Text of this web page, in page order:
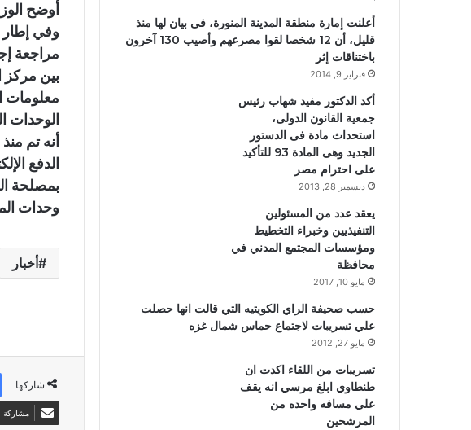
أوضح
وفي إطار
مراجعة
بين مركز
الوحدات
الدفع
بمصلحة
وحدات
أخبار
شاركها
مشاركة
أعلنت إمارة منطقة المدينة المنورة، فى بيان لها منذ
قليل، أن 12 شخصا لقوا مصرعهم وأصيب 130 آخرون
باختناقات إثر
فبراير 9, 2014
أكد الدكتور مفيد شهاب رئيس
جمعية القانون الدولى،
استحداث مادة فى الدستور
الجديد وهى المادة 93 للتأكيد
على احترام مصر
ديسمبر 28, 2013
يعقد عدد من المسئولين
التنفيذيين وخبراء التخطيط
ومؤسسات المجتمع المدني في
محافظة
مايو 10, 2017
حسب صحيفة الراي الكويتيه التي قالت انها حصلت
علي تسريبات لاجتماع حماس شمال غزه
مايو 27, 2012
تسريبات من اللقاء اكدت ان
طنطاوي ابلغ مرسي انه يقف
علي مسافه واحده من
المرشحين